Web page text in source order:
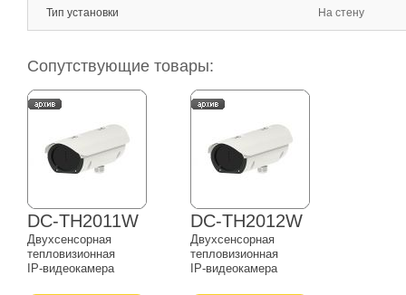
Тип установки На стену
Сопутствующие товары:
DC-TH2011W
Двухсенсорная
тепловизионная
IP-видеокамера
DC-TH2012W
Двухсенсорная
тепловизионная
IP-видеокамера